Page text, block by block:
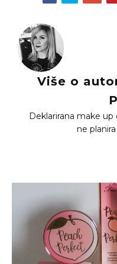
Više o
Deklarirana make
ne